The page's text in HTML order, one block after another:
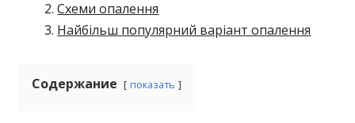
Схеми опалення
Найбільш популярний варіант опалення
Содержание показать